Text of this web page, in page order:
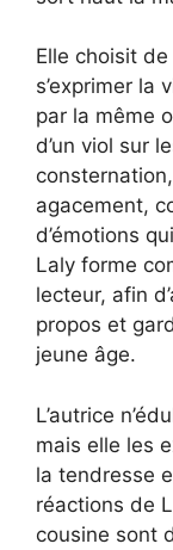
Elle choisit
s’exprimer la
par la même
d’un viol sur
agacement,
d’émotions
Laly forme
lecteur, afin
propos et
jeune âge.
L’autrice
mais elle les
la tendresse
réactions de
cousine sont